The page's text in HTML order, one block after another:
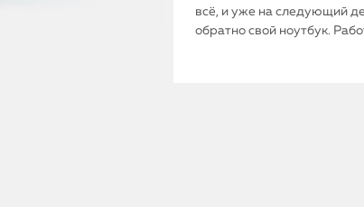
всё, и уже на следующий
обратно свой ноутбук.